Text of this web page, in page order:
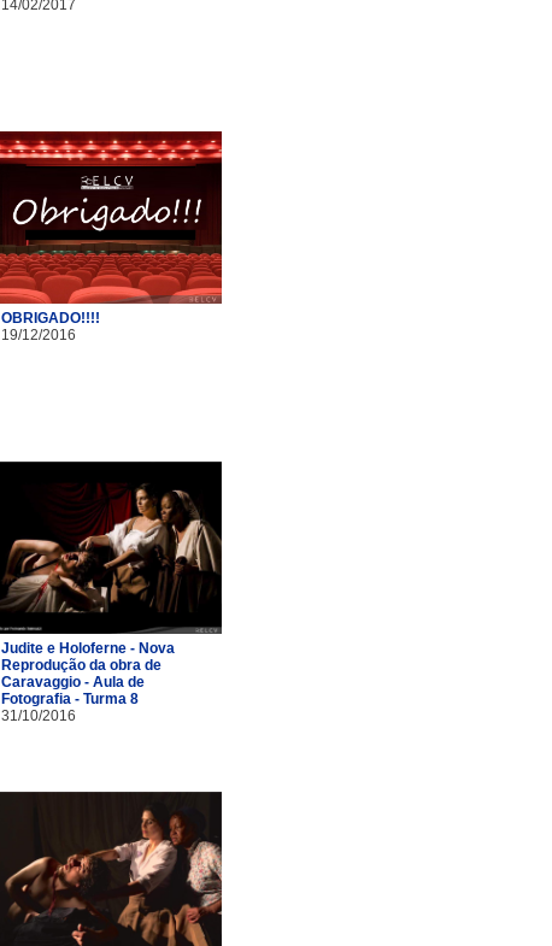
14/02/2017
OBRIGADO!!!!
19/12/2016
Judite e Holoferne - Nova
Reprodução da obra de
Caravaggio - Aula de
Fotografia - Turma 8
31/10/2016